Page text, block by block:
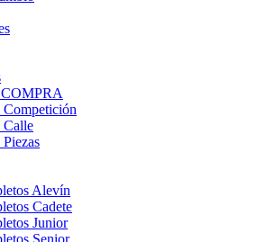
Calle
Alevín
Cadete
Junior
Senior